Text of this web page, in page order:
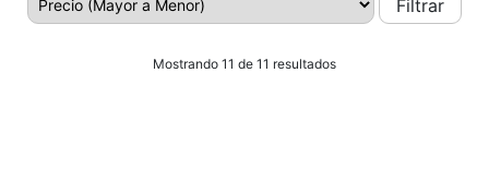
Filtrar
Mostrando 11 de 11 resultados